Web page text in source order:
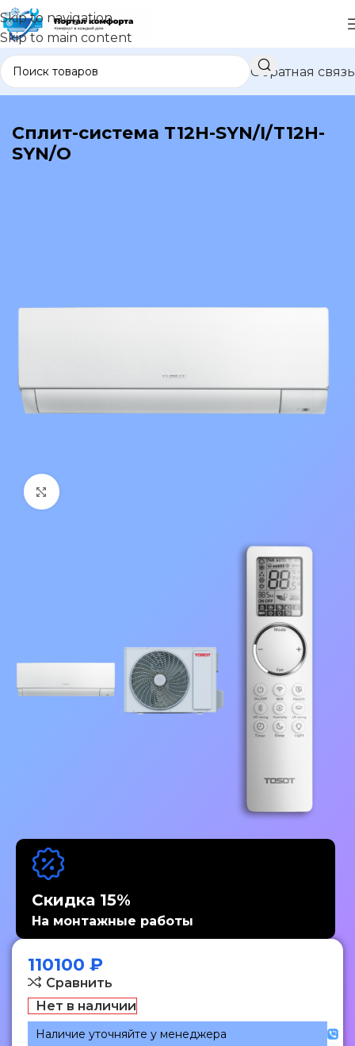
Skip to navigation
Skip to main content
Обратная связь
В каталог
Сплит-система T12H-SYN/I/T12H-
SYN/O
Нажмите, чтобы увеличить изображение
Скидка 15%
На монтажные работы
110100 ₽
Сравнить
Нет в наличии
Наличие уточняйте у менеджера